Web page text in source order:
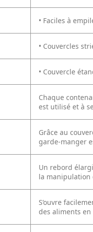
• Faciles à
• Couvercles
• Couvercle
Chaque
est utilisé et à
Grâce au
garde-manger
Un rebord
la manipulation
S’ouvre
des aliments